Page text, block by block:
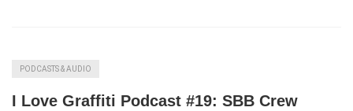
PODCASTS & AUDIO
I Love Graffiti Podcast #19: SBB Crew